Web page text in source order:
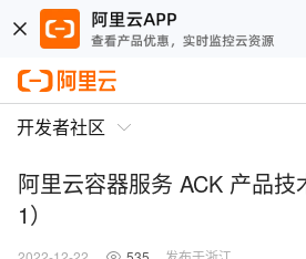
开发者社区
阿里云容器服务 ACK 产品技
1）